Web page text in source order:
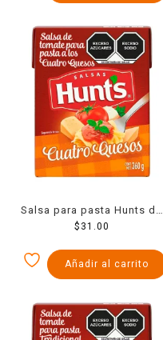
Salsa para pasta Hunts de
tomate a los cuatro quesos
$ 31.00
Añadir al carrito